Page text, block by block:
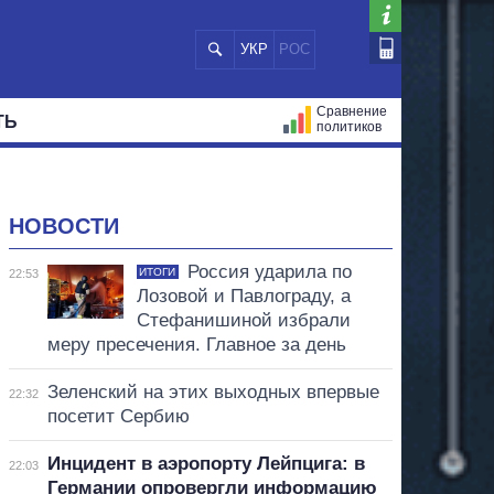
УКР РОС
Сравнение
политиков
НОВОСТИ
22:53 ИТОГИ
Россия ударила по
Лозовой и Павлограду, а
Стефанишиной избрали
меру пресечения. Главное за день
22:32
Зеленский на этих выходных впервые
посетит Сербию
22:03
Инцидент в аэропорту Лейпцига: в
Германии опровергли информацию